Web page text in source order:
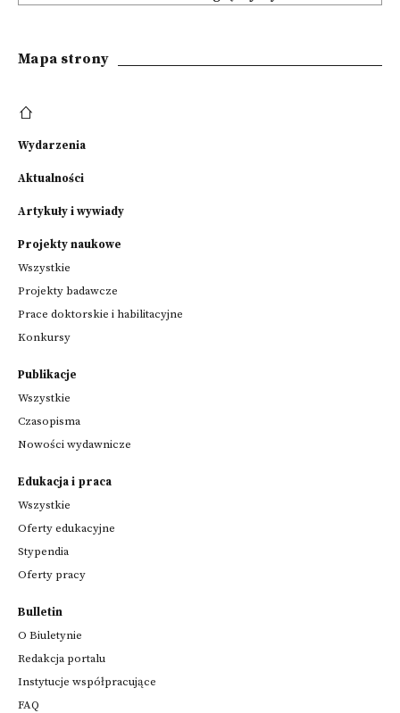
Mapa strony
Wydarzenia
Aktualności
Artykuły i wywiady
Projekty naukowe
Wszystkie
Projekty badawcze
Prace doktorskie i habilitacyjne
Konkursy
Publikacje
Wszystkie
Czasopisma
Nowości wydawnicze
Edukacja i praca
Wszystkie
Oferty edukacyjne
Stypendia
Oferty pracy
Bulletin
O Biuletynie
Redakcja portalu
Instytucje współpracujące
FAQ